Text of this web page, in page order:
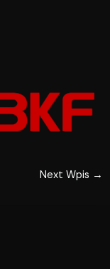
Next Wpis →